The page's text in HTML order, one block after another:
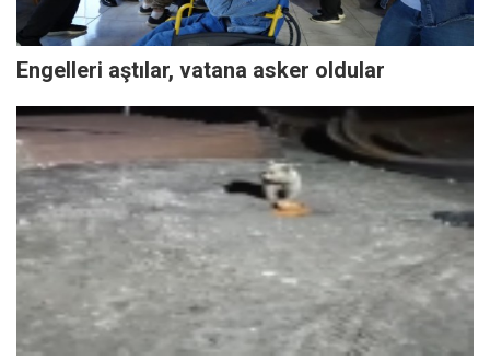
Engelleri aştılar, vatana asker oldular